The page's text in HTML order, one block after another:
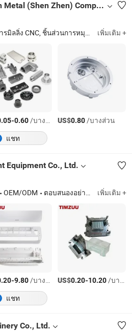
Golden Harvest Precision Metal (Shen Zhen) Company
ชิ้นส่วนการกลึง CNC, ชิ้นส่วนการมิลลิ่ง CNC, ชิ้นส่วนการหมุน CNC, บริการการกลึง CNC
เพิ่มเติม +
-0.60/บางส่วน US$0.80/บางส่วน
แชท
Equipment Co., Ltd.
OEM/ODM ตอบสนองอย่างรวดเร็ว เพิ่มเติม +
-9.80/บางส่วน US$0.20-10.20/บางส่วน
แชท
Co., Ltd.